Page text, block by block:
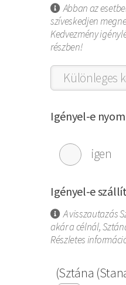
Abban az
szíveskedjen
Kedvezmény
részben!
Igényel-e
igen
Igényel-e
A visszautazás
akár a célnál,
Részletes
(Sztána